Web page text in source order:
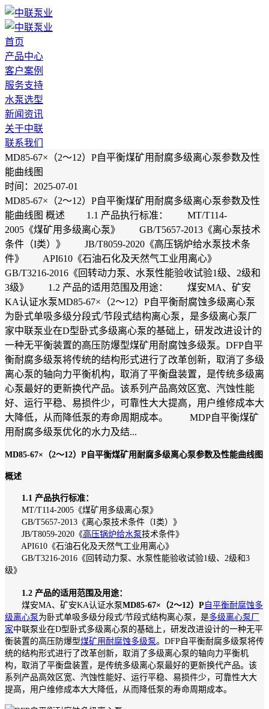
首页
产品中心
客户案例
服务支持
水泵选型
新闻资讯
关于中联
联系我们
MD85-67×（2～12）P自平衡煤矿用耐腐多级离心泵参数及性
能曲线图
时间：2025-07-01
MD85-67×（2～12）P自平衡煤矿用耐腐多级离心泵参数及性
能曲线图 概述 1.1 产品执行标准： MT/T114-
2005《煤矿用多级离心泵》 GB/T5657-2013《离心泵技术
条件（I类）》 JB/T8059-2020《高压锅炉给水泵技术条
件》 API610《石油石化及天然气工业用离心》
GB/T3216-2016《回转动力泵、水泵性能验收试验1级、2级和
3级》 1.2 产品的适用范围及用途： 煤安MA、矿安
KA认证水泵MD85-67×（2～12）P自平衡耐腐蚀多级离心泵
为卧式单吸多级分段式/节段式结构离心泵，是多级离心泵厂
家中联泵业在D型卧式多级离心泵的基础上，研发改进设计的
一种无平衡装置的高压防爆型煤矿用耐腐蚀多级泵。DFP自平
衡耐腐多级泵将传统的结构形式进行了改革创新，取消了多级
离心泵的轴向力平衡机构，取消了平衡盘装置，是传统多级离
心泵最好的更新换代产品。该系列产品高效区宽、汽蚀性能
好、运行平稳、易损件少，可靠性大大提高，用户维修成本大
大降低，从而降低泵的寿命周期成本。 MDP自平衡煤矿
用耐腐多级泵优化的水力及结...
MD85-67×（2～12）P自平衡煤矿用耐腐多级离心泵参数及性能曲线图
概述
1.1 产品执行标准：
MT/T114-2005《煤矿用多级离心泵》
GB/T5657-2013《离心泵技术条件（I类）》
JB/T8059-2020《高压锅炉给水泵技术条件》
API610《石油石化及天然气工业用离心》
GB/T3216-2016《回转动力泵、水泵性能验收试验1级、2级和3
级》
1.2 产品的适用范围及用途：
煤安MA、矿安KA认证水泵MD85-67×（2～12）P 自平衡耐腐蚀多
级离心泵 为卧式单吸多级分段式/节段式结构离心泵，是多级离心泵厂
家中联泵业在D型卧式多级离心泵的基础上，研发改进设计的一种无平
衡装置的高压防爆型煤矿用耐腐蚀多级泵。DFP自平衡耐腐多级泵将传
统的结构形式进行了改革创新，取消了多级离心泵的轴向力平衡机
构，取消了平衡盘装置，是传统多级离心泵最好的更新换代产品。该
系列产品高效区宽、汽蚀性能好、运行平稳、易损件少，可靠性大大
提高，用户维修成本大大降低，从而降低泵的寿命周期成本。